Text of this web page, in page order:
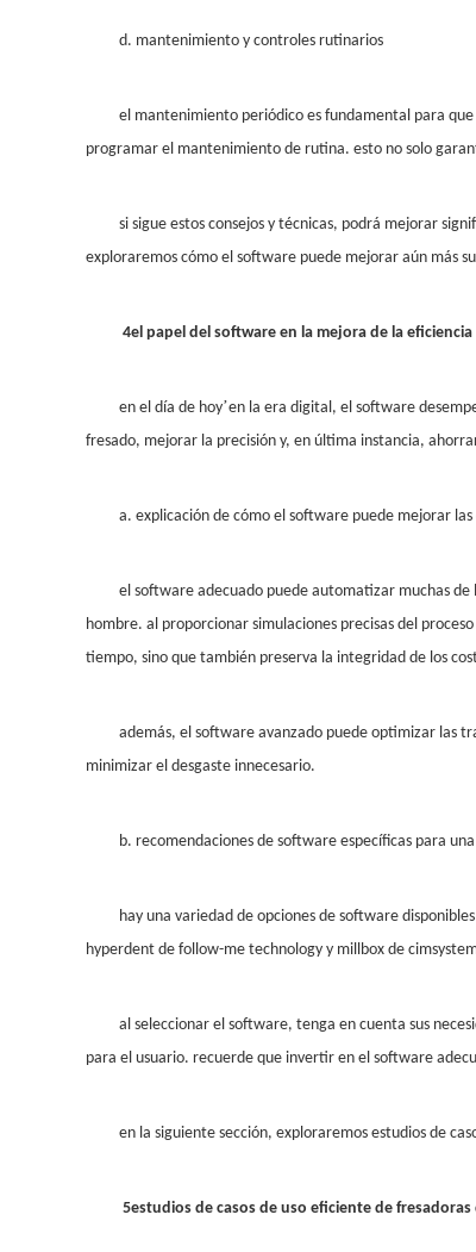
d. mantenimiento y controles rutinarios
el mantenimiento periódico es fundamental para
programar el mantenimiento de rutina. esto no solo
si sigue estos consejos y técnicas, podrá mejorar
exploraremos cómo el software puede mejorar aún más
4el papel del software en la mejora de la eficiencia
en el día de hoy’en la era digital, el software
fresado, mejorar la precisión y, en última instancia,
a. explicación de cómo el software puede mejorar
el software adecuado puede automatizar muchas
hombre. al proporcionar simulaciones precisas del
tiempo, sino que también preserva la integridad de los
además, el software avanzado puede optimizar las
minimizar el desgaste innecesario.
b. recomendaciones de software específicas para
hay una variedad de opciones de software
hyperdent de follow-me technology y millbox de
al seleccionar el software, tenga en cuenta sus
para el usuario. recuerde que invertir en el software
en la siguiente sección, exploraremos estudios de
5estudios de casos de uso eficiente de fresadoras